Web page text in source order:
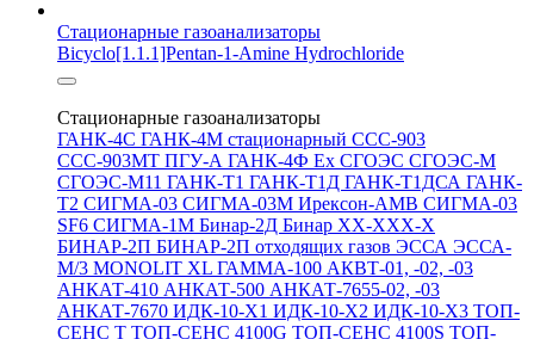
Стационарные газоанализаторы
Bicyclo[1.1.1]Pentan-1-Amine Hydrochloride
Стационарные газоанализаторы
ГАНК-4С ГАНК-4М стационарный ССС-903
ССС-903МТ ПГУ-А ГАНК-4Ф Ex СГОЭС СГОЭС-М
СГОЭС-М11 ГАНК-Т1 ГАНК-Т1Д ГАНК-Т1ДСА ГАНК-
Т2 СИГМА-03 СИГМА-03М Ирексон-АМВ СИГМА-03
SF6 СИГМА-1М Бинар-2Д Бинар ХХ-ХХХ-Х
БИНАР-2П БИНАР-2П отходящих газов ЭССА ЭССА-
М/3 MONOLIT XL ГАММА-100 АКВТ-01, -02, -03
АНКАТ-410 АНКАТ-500 АНКАТ-7655-02, -03
АНКАТ-7670 ИДК-10-Х1 ИДК-10-Х2 ИДК-10-Х3 ТОП-
СЕНС Т ТОП-СЕНС 4100G ТОП-СЕНС 4100S ТОП-